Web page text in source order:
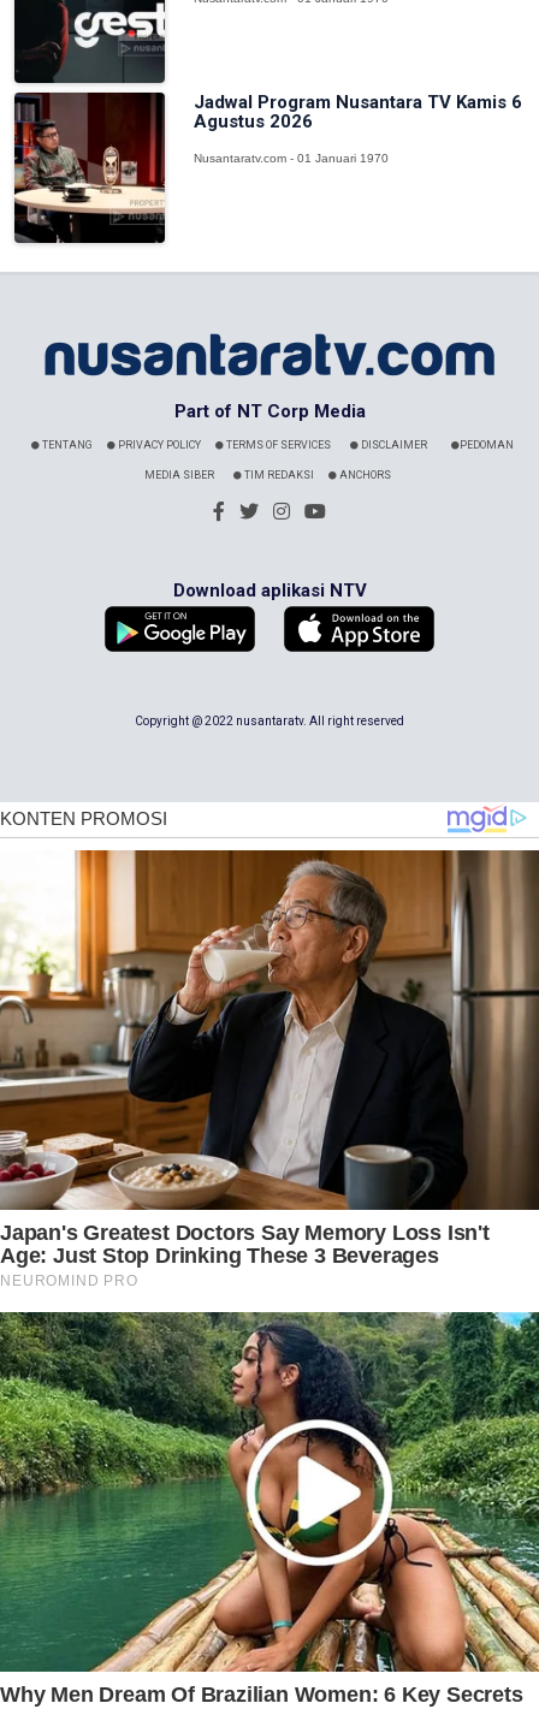
Jadwal Program Nusantara TV Kamis 6
Agustus 2026
Nusantaratv.com - 01 Januari 1970
Part of NT Corp Media
TENTANG PRIVACY POLICY TERMS OF SERVICES DISCLAIMER PEDOMAN
MEDIA SIBER TIM REDAKSI ANCHORS
Download aplikasi NTV
Copyright @ 2022 nusantaratv. All right reserved